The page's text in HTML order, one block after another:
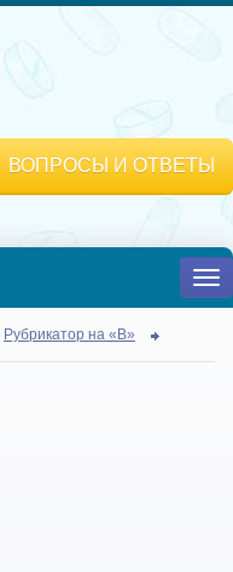
ВОПРОСЫ И ОТВЕТЫ
Рубрикатор на «В»